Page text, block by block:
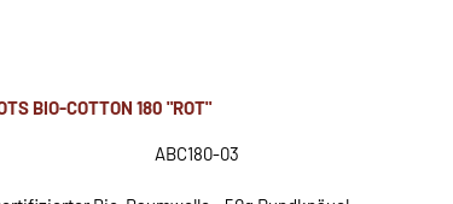
BIO-COTTON 180 "ROT"
ABC180-03